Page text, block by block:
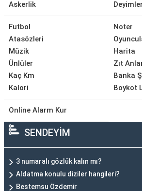
Askerlik
Futbol
Atasözleri
Müzik
Ünlüler
Kaç Km
Kalori
Noter
Harita
Zıt
Banka
Boykot
Online Alarm Kur
SENDEYİM
3 numaralı gözlük kalın mı?
Aldatma konulu diziler hangileri?
Bestemsu Özdemir